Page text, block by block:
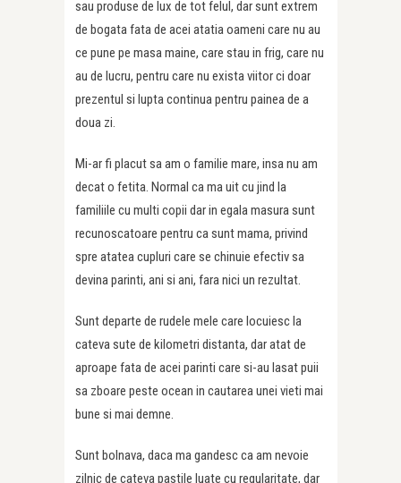
sau produse de lux de tot felul, dar sunt extrem
de bogata fata de acei atatia oameni care nu au
ce pune pe masa maine, care stau in frig, care nu
au de lucru, pentru care nu exista viitor ci doar
prezentul si lupta continua pentru painea de a
doua zi.
Mi-ar fi placut sa am o familie mare, insa nu am
decat o fetita. Normal ca ma uit cu jind la
familiile cu multi copii dar in egala masura sunt
recunoscatoare pentru ca sunt mama, privind
spre atatea cupluri care se chinuie efectiv sa
devina parinti, ani si ani, fara nici un rezultat.
Sunt departe de rudele mele care locuiesc la
cateva sute de kilometri distanta, dar atat de
aproape fata de acei parinti care si-au lasat puii
sa zboare peste ocean in cautarea unei vieti mai
bune si mai demne.
Sunt bolnava, daca ma gandesc ca am nevoie
zilnic de cateva pastile luate cu regularitate, dar